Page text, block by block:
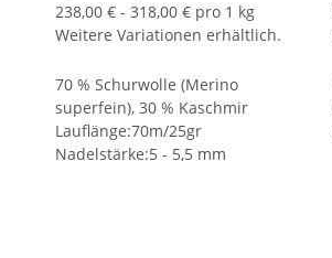
238,00 € - 318,00 € pro 1 kg
Weitere Variationen erhältlich.
70 % Schurwolle (Merino
superfein), 30 % Kaschmir
Lauflänge:70m/25gr
Nadelstärke:5 - 5,5 mm